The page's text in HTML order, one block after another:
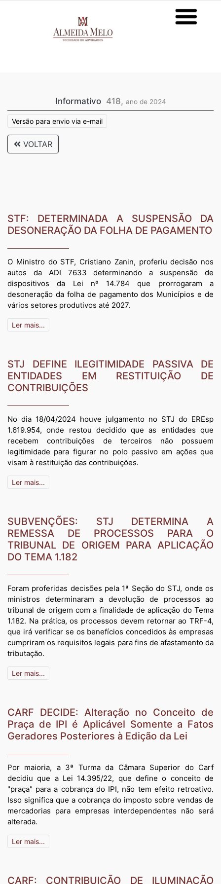
Informativo418, ano de 2024
Versão para envio via e-mail
VOLTAR
STF: DETERMINADA A SUSPENSÃO DA
DESONERAÇÃO DA FOLHA DE PAGAMENTO
O Ministro do STF, Cristiano Zanin, proferiu decisão nos
autos da ADI 7633 determinando a suspensão de
dispositivos da Lei nº 14.784 que prorrogaram a
desoneração da folha de pagamento dos Municípios e de
vários setores produtivos até 2027.
Ler mais...
STJ DEFINE ILEGITIMIDADE PASSIVA DE
ENTIDADES EM RESTITUIÇÃO DE
CONTRIBUIÇÕES
No dia 18/04/2024 houve julgamento no STJ do EREsp
1.619.954, onde restou decidido que as entidades que
recebem contribuições de terceiros não possuem
legitimidade para figurar no polo passivo em ações que
visam à restituição das contribuições.
Ler mais...
SUBVENÇÕES: STJ DETERMINA A
REMESSA DE PROCESSOS PARA O
TRIBUNAL DE ORIGEM PARA APLICAÇÃO
DO TEMA 1.182
Foram proferidas decisões pela 1ª Seção do STJ, onde os
ministros determinaram a devolução de processos ao
tribunal de origem com a finalidade de aplicação do Tema
1.182. Na prática, os processos devem retornar ao TRF-4,
que irá verificar se os benefícios concedidos às empresas
cumpriram os requisitos legais para fins de afastamento da
tributação.
Ler mais...
CARF DECIDE: Alteração no Conceito de
Praça de IPI é Aplicável Somente a Fatos
Geradores Posteriores à Edição da Lei
Por maioria, a 3ª Turma da Câmara Superior do Carf
decidiu que a Lei 14.395/22, que define o conceito de
"praça" para a cobrança do IPI, não tem efeito retroativo.
Isso significa que a cobrança do imposto sobre vendas de
mercadorias para empresas interdependentes não será
alterada.
Ler mais...
CARF: CONTRIBUIÇÃO DE ILUMINAÇÃO